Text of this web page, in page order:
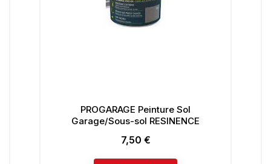
PROGARAGE Peinture Sol
Garage/Sous-sol RESINENCE
Prix
7,50 €